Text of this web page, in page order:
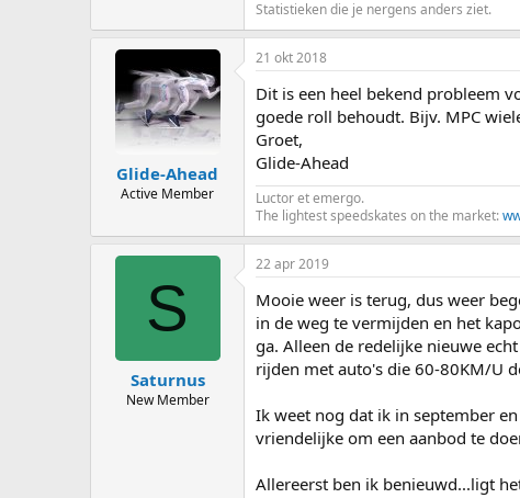
Statistieken die je nergens anders ziet.
Glide-Ahead
Active Member
21 okt 2018
Dit is een heel bekend probleem
goede roll behoudt. Bijv. MPC
Groet,
Glide-Ahead
Luctor et emergo.
The lightest speedskates on the market:
S
Saturnus
New Member
22 apr 2019
Mooie weer is terug, dus weer
in de weg te vermijden en het
ga. Alleen de redelijke nieuwe
rijden met auto's die 60-80KM/U
Ik weet nog dat ik in september
vriendelijke om een aanbod te
Allereerst ben ik benieuwd...ligt